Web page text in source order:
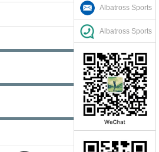
Albatross Sports
Albatross Sports